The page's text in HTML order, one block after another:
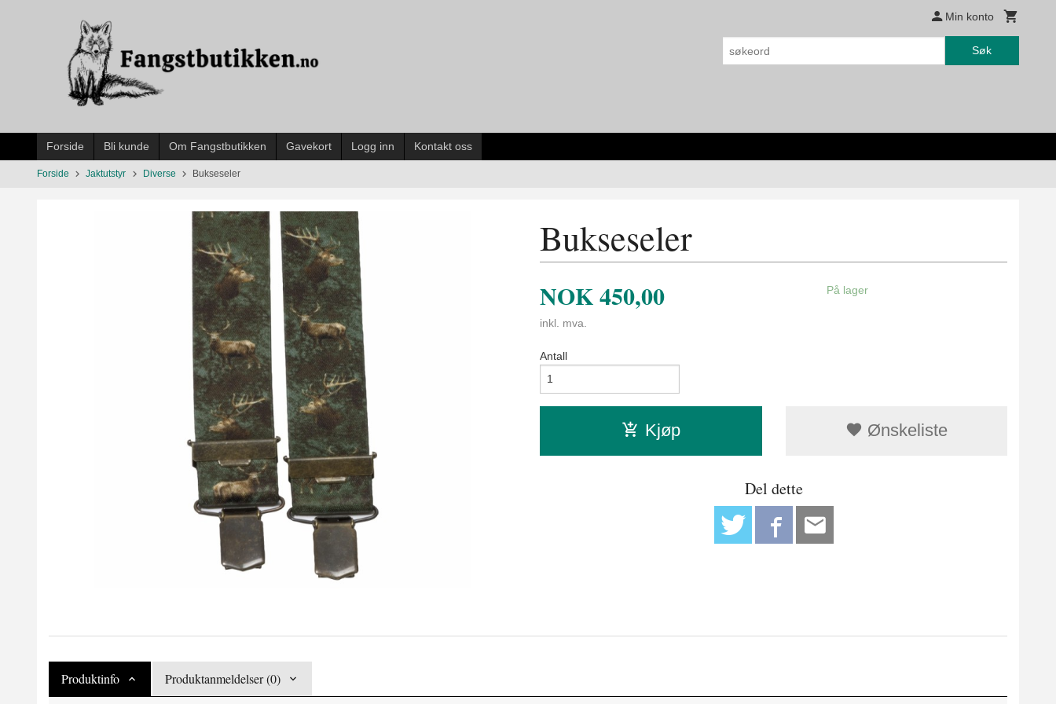
Min konto
Søk
Forside Bli kunde Om Fangstbutikken Gavekort Logg inn Kontakt oss
Forside Jaktutstyr Diverse Bukseseler
Bukseseler
NOK450,00
inkl. mva.
På lager
Antall
Kjøp Ønskeliste
Del dette
Produktinfo Produktanmeldelser (0)